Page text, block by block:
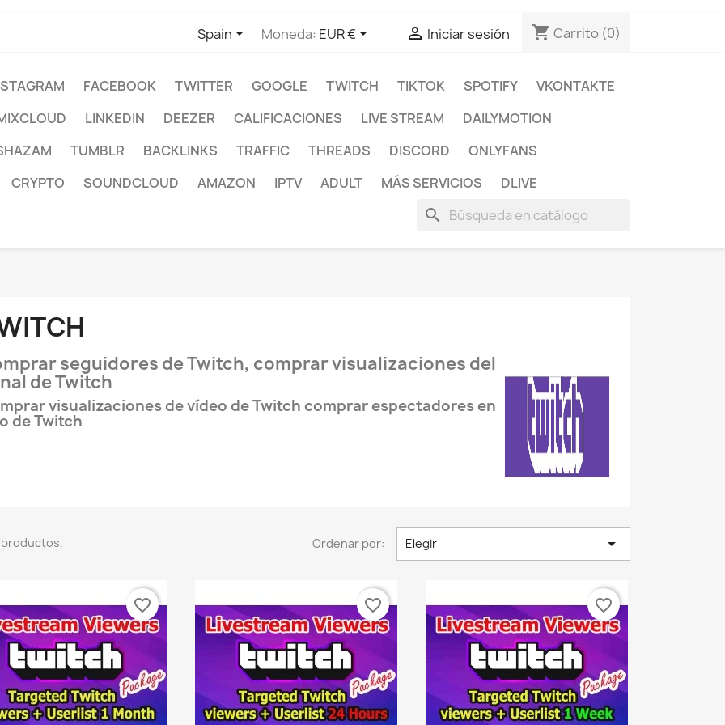
Spain Moneda: EUR €  Iniciar sesión shopping_cart Carrito (0)
FACEBOOK TWITTER GOOGLE TWITCH TIKTOK SPOTIFY
VKONTAKTE
LINKEDIN DEEZER CALIFICACIONES LIVE STREAM
DAILYMOTION
TUMBLR BACKLINKS TRAFFIC THREADS DISCORD
ONLYFANS
CRYPTO
SOUNDCLOUD AMAZON IPTV ADULT MÁS SERVICIOS DLIVE
search
seguidores de Twitch, comprar visualizaciones del
de Twitch
visualizaciones de vídeo de Twitch comprar espectadores en
de Twitch
productos. Ordenar por: Elegir 
favorite_border favorite_border favorite_border